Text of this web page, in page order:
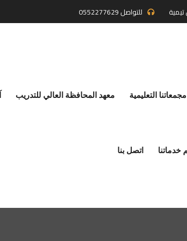
للتواصل0552277629
مجمعاتنا التعليمية معهد المحافظة العالي للتدريب
خدماتنا اتصل بنا